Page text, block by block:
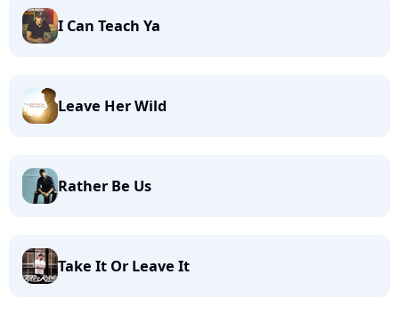
I Can Teach Ya
Leave Her Wild
Rather Be Us
Take It Or Leave It